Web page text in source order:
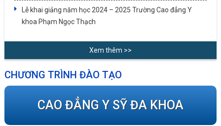
Lễ khai giảng năm học 2024 – 2025 Trường Cao đẳng Y
khoa Phạm Ngọc Thạch
Xem thêm >>
CHƯƠNG TRÌNH ĐÀO TẠO
CAO ĐẲNG Y SỸ ĐA KHOA